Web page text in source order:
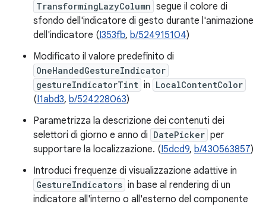
TransformingLazyColumn segue il colore di
sfondo dell'indicatore di gesto durante l'animazione
dell'indicatore (I353fb, b/524915104)
Modificato il valore predefinito di
OneHandedGestureIndicator
gestureIndicatorTint in LocalContentColor
(I1abd3, b/524228063)
Parametrizza la descrizione dei contenuti dei
selettori di giorno e anno di DatePicker per
supportare la localizzazione. (I5dcd9, b/430563857)
Introduci frequenze di visualizzazione adattive in
GestureIndicators in base al rendering di un
indicatore all'interno o all'esterno del componente